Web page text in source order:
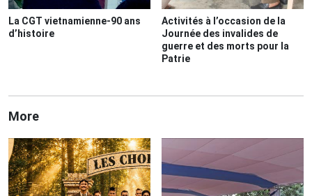
La CGT vietnamienne-90 ans
d’histoire
Activités à l’occasion de la
Journée des invalides de
guerre et des morts pour la
Patrie
More